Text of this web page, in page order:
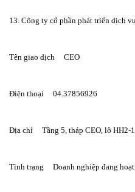
13. Công ty cổ phần phát triển dịch
Tên giao dịch     CEO
Điện thoại     04.37856926
Địa chỉ     Tầng 5, tháp CEO, lô
Tình trạng     Doanh nghiệp đang